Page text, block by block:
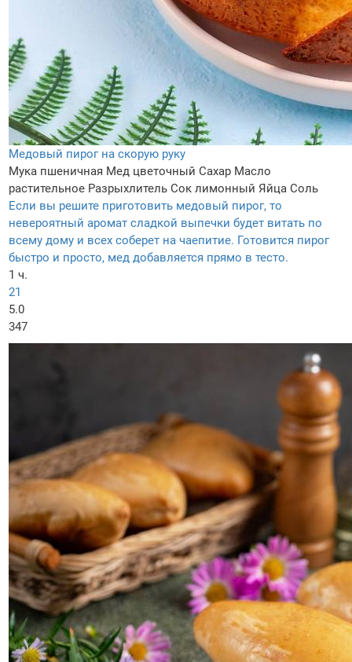
Медовый пирог на скорую руку
Мука пшеничная Мед цветочный Сахар Масло
растительное Разрыхлитель Сок лимонный Яйца Соль
Если вы решите приготовить медовый пирог, то
невероятный аромат сладкой выпечки будет витать по
всему дому и всех соберет на чаепитие. Готовится пирог
быстро и просто, мед добавляется прямо в тесто.
1 ч.
21
5.0
347